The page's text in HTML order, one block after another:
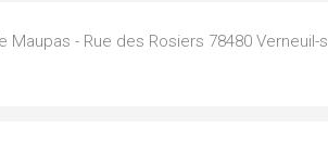
- Rue des Rosiers 78480 Verneuil-